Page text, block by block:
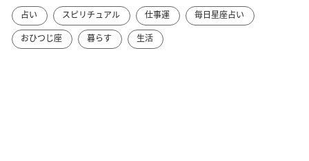
占い スピリチュアル 仕事運
毎日星座占い
おひつじ座
暮らす 生活